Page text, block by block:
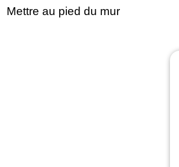
Mettre au pied du mur